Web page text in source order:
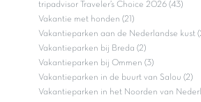
tripadvisor Traveler’s Choice 2026 (43)
Vakantie met honden (21)
Vakantieparken aan de Nederlandse kust
Vakantieparken bij Breda (2)
Vakantieparken bij Ommen (3)
Vakantieparken in de buurt van Salou (2)
Vakantieparken in het Noorden van